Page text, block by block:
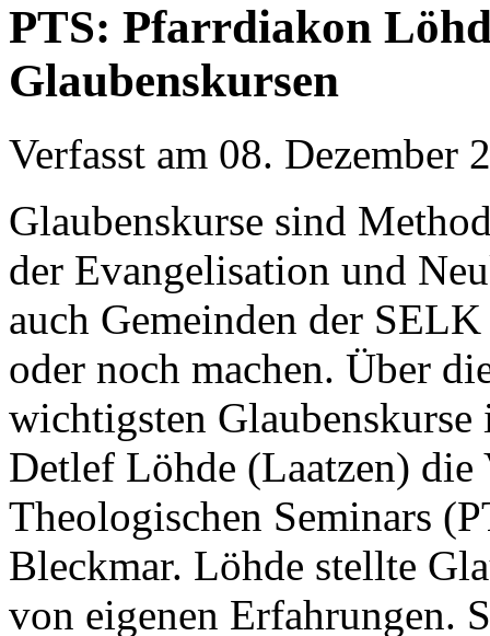
PTS: Pfarrdiakon
Glaubenskursen
Verfasst am 08. Dezember
Glaubenskurse sind
der Evangelisation und
auch Gemeinden der
oder noch machen. Über
wichtigsten
Detlef Löhde (Laatzen) die
Theologischen Seminars
Bleckmar. Löhde stellte
von eigenen Erfahrungen.